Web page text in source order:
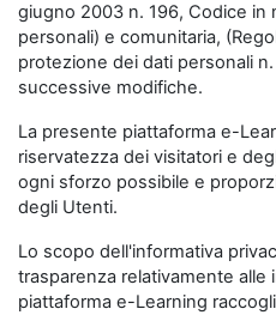
giugno 2003 n. 196, Codice in
personali) e comunitaria,
protezione dei dati personali n.
successive modifiche.
La presente piattaforma e-
riservatezza dei visitatori e
ogni sforzo possibile e
degli Utenti.
Lo scopo dell'informativa
trasparenza relativamente alle
piattaforma e-Learning